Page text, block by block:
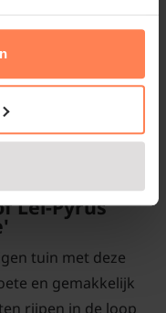
60 cm
77R13-5071
Lei-Pyrus
tuin met deze
en gemakkelijk
rijpen in de loop